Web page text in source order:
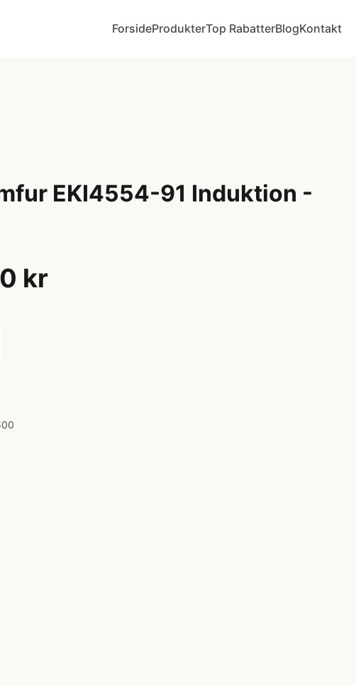
ForsideProdukterTop RabatterBlogKontakt
EKI4554-91 Induktion -
kr